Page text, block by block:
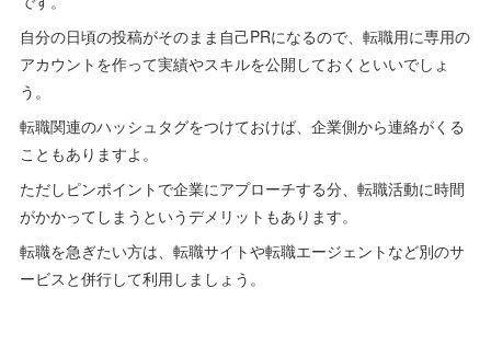
自分の日頃の投稿がそのまま自己PRになるので、転職用に専用の
アカウントを作って実績やスキルを公開しておくといいでしょ
う。
転職関連のハッシュタグをつけておけば、企業側から連絡がくる
こともありますよ。
ただしピンポイントで企業にアプローチする分、転職活動に時間
がかかってしまうというデメリットもあります。
転職を急ぎたい方は、転職サイトや転職エージェントなど別のサ
ービスと併行して利用しましょう。